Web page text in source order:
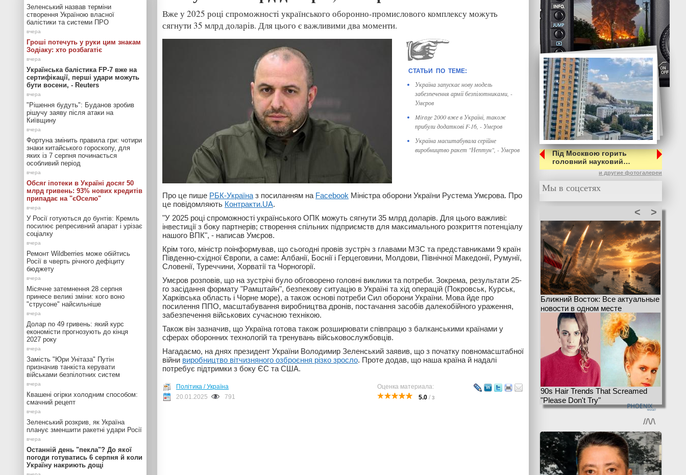
Вже у 2025 році спроможності українського оборонно-промислового комплексу можуть
сягнути 35 млрд доларів. Для цього є важливими два моменти.
Україна запускає нову модель
забезпечення армії безпілотниками, -
Умєров
Mirage 2000 вже в Україні, також
прибули додаткові F-16, - Умєров
Україна масштабувала серійне
виробництво ракет "Нептун", - Умєров
Про це пише РБК-Україна з посиланням на Facebook Міністра оборони України Рустема Умєрова. Про
це повідомляють Контракти.UA.
"У 2025 році спроможності українського ОПК можуть сягнути 35 млрд доларів. Для цього важливі:
інвестиції з боку партнерів; створення спільних підприємств для максимального розкриття потенціалу
нашого ВПК", - написав Умєров.
Крім того, міністр поінформував, що сьогодні провів зустріч з главами МЗС та представниками 9 країн
Південно-східної Європи, а саме: Албанії, Боснії і Герцеговини, Молдови, Північної Македонії, Румунії,
Словенії, Туреччини, Хорватії та Чорногорії.
Умєров розповів, що на зустрічі було обговорено головні виклики та потреби. Зокрема, результати 25-
го засідання формату "Рамштайн", безпекову ситуацію в Україні та хід операцій (Покровськ, Курськ,
Харківська область і Чорне море), а також основі потреби Сил оборони України. Мова йде про
посилення ППО, масштабування виробництва дронів, постачання засобів далекобійного ураження,
забезпечення військових сучасною технікою.
Також він зазначив, що Україна готова також розширювати співпрацю з балканськими країнами у
сферах оборонних технологій та тренувань військовослужбовців.
Нагадаємо, на днях президент України Володимир Зеленський заявив, що з початку повномасштабної
війни виробництво вітчизняного озброєння різко зросло. Проте додав, що наша країна й надалі
потребує підтримки з боку ЄС та США.
Оценка материала:
5.0 / 3
Політика / Україна
20.01.2025
791
Зеленський назвав терміни
створення Україною власної
балістики та системи ПРО
Гроші потечуть у руки цим знакам
Зодіаку: хто розбагатіє
Українська балістика FP-7 вже на
сертифікації, перші удари можуть
бути восени, - Reuters
"Рішення будуть": Буданов зробив
рішучу заяву після атаки на
Київщину
Фортуна змінить правила гри: чотири
знаки китайського гороскопу, для
яких із 7 серпня починається
особливий період
Обсяг іпотеки в Україні досяг 50
млрд гривень: 93% нових кредитів
припадає на "єОселю"
У Росії готуються до бунтів: Кремль
посилює репресивний апарат і урізає
соціалку
Ремонт Wildberries може обійтись
Росії в чверть річного дефіциту
бюджету
Місячне затемнення 28 серпня
принесе великі зміни: кого воно
"струсоне" найсильніше
Долар по 49 гривень: який курс
економісти прогнозують до кінця
2027 року
Замість "Юри Унітаза" Путін
призначив танкіста керувати
військами безпілотних систем
Квашені огірки холодним способом:
смачний рецепт
Зеленський розкрив, як Україна
планує зменшити ракетні удари Росії
Останній день "пекла"? До якої
погоди готуватись 6 серпня й коли
Україну накриють дощі
Під Москвою горить
головний науковий…
и другие фотогалереи
Мы в соцсетях
>
<
Ближний Восток: Все актуальные
новости в одном месте
90s Hair Trends That Screamed
"Please Don't Try"